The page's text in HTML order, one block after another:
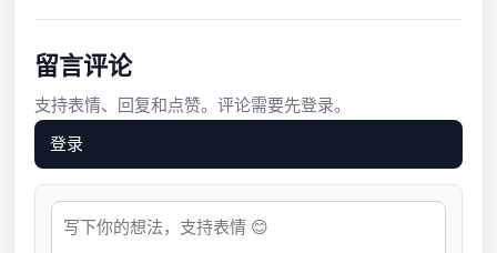
留言评论
支持表情、回复和点赞。评论需要先登录。
登录